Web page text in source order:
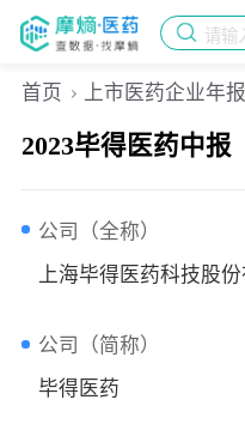
请输
首页 上市医药企业年报
2023毕得医药中报
公司（全称）
上海毕得医药科技股
公司（简称）
毕得医药